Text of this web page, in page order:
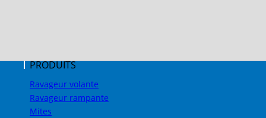
PRODUITS
Ravageur volante
Ravageur rampante
Mites